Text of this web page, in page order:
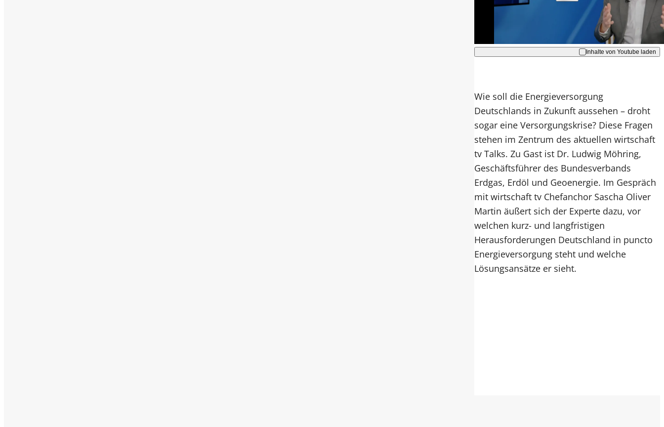
Datenschutzerklärung.
Akzeptieren
Inhalte von Youtube laden
Wie soll die Energieversorgung
Deutschlands in Zukunft aussehen – droht
sogar eine Versorgungskrise? Diese Fragen
stehen im Zentrum des aktuellen wirtschaft
tv Talks. Zu Gast ist Dr. Ludwig Möhring,
Geschäftsführer des Bundesverbands
Erdgas, Erdöl und Geoenergie. Im Gespräch
mit wirtschaft tv Chefanchor Sascha Oliver
Martin äußert sich der Experte dazu, vor
welchen kurz- und langfristigen
Herausforderungen Deutschland in puncto
Energieversorgung steht und welche
Lösungsansätze er sieht.